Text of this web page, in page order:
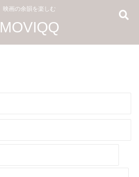
映画の余韻を楽しむ
MOVIQQ